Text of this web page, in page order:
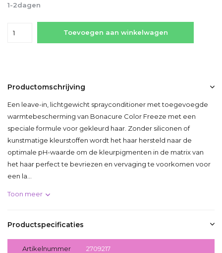
1-2dagen
Toevoegen aan winkelwagen
Productomschrijving
Een leave-in, lichtgewicht sprayconditioner met toegevoegde
warmtebescherming van Bonacure Color Freeze met een
speciale formule voor gekleurd haar. Zonder siliconen of
kunstmatige kleurstoffen wordt het haar hersteld naar de
optimale pH-waarde om de kleurpigmenten in de matrix van
het haar perfect te bevriezen en vervaging te voorkomen voor
een la...
Toon meer
Productspecificaties
Artikelnummer 2709217